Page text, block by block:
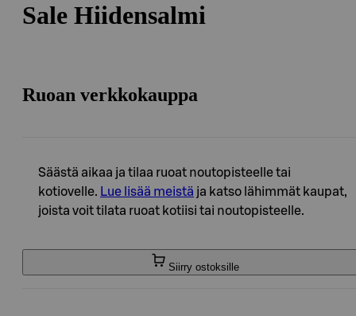
Sale Hiidensalmi
Ruoan verkkokauppa
Säästä aikaa ja tilaa ruoat noutopisteelle tai
kotiovelle. Lue lisää meistä ja katso lähimmät kaupat,
joista voit tilata ruoat kotiisi tai noutopisteelle.
Siirry ostoksille